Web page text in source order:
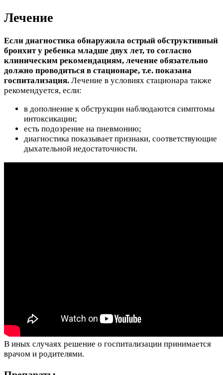
Лечение
Если диагностика обнаружила острый обструктивный
бронхит у ребенка младше двух лет, то согласно
клиническим рекомендациям, лечение обязательно
должно проводиться в стационаре, т.е. показана
госпитализация. Лечение в условиях стационара также
рекомендуется, если:
в дополнение к обструкции наблюдаются симптомы
интоксикации;
есть подозрение на пневмонию;
диагностика показывает признаки, соответствующие
дыхательной недостаточности.
В иных случаях решение о госпитализации принимается
врачом и родителями.